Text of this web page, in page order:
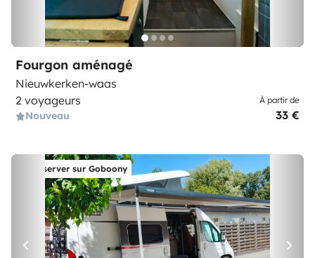
Fourgon aménagé
Nieuwkerken-waas
2 voyageurs
Nouveau
À partir de
33 €
Réserver sur Goboony